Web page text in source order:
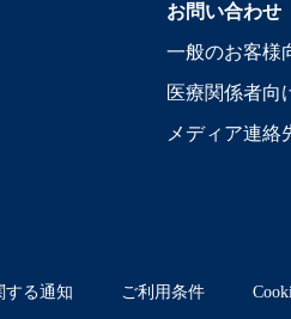
お問い合わせ
一般のお客様
医療関係者向
メディア連絡
する通知 ご利用条件